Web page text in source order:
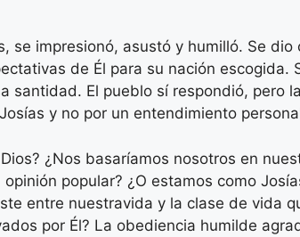
se impresionó, asustó y humilló. Se
de Él para su nación
El pueblo sí respondió, pero
y no por un entendimiento
¿Nos basaríamos nosotros en
popular? ¿O estamos como
entre nuestravida y la clase de vida
por Él? La obediencia humilde